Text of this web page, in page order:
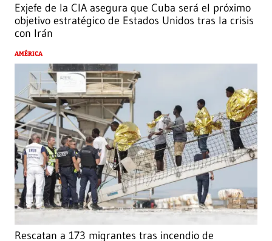
Exjefe de la CIA asegura que Cuba será el próximo
objetivo estratégico de Estados Unidos tras la crisis
con Irán
AMÉRICA
Rescatan a 173 migrantes tras incendio de